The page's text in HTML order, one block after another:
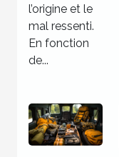
l’origine et le
mal ressenti.
En fonction
de...